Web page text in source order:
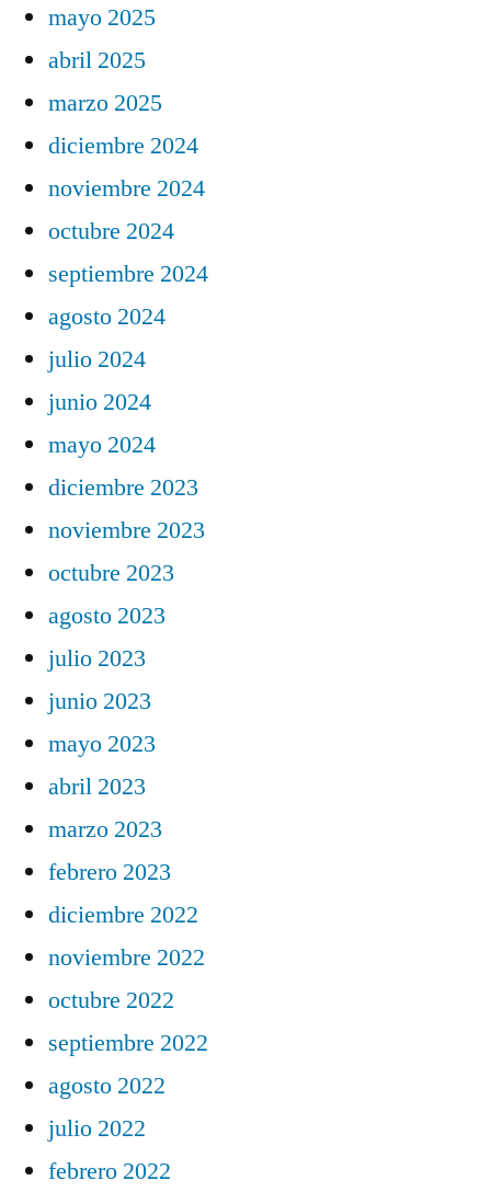
mayo 2025
abril 2025
marzo 2025
diciembre 2024
noviembre 2024
octubre 2024
septiembre 2024
agosto 2024
julio 2024
junio 2024
mayo 2024
diciembre 2023
noviembre 2023
octubre 2023
agosto 2023
julio 2023
junio 2023
mayo 2023
abril 2023
marzo 2023
febrero 2023
diciembre 2022
noviembre 2022
octubre 2022
septiembre 2022
agosto 2022
julio 2022
febrero 2022